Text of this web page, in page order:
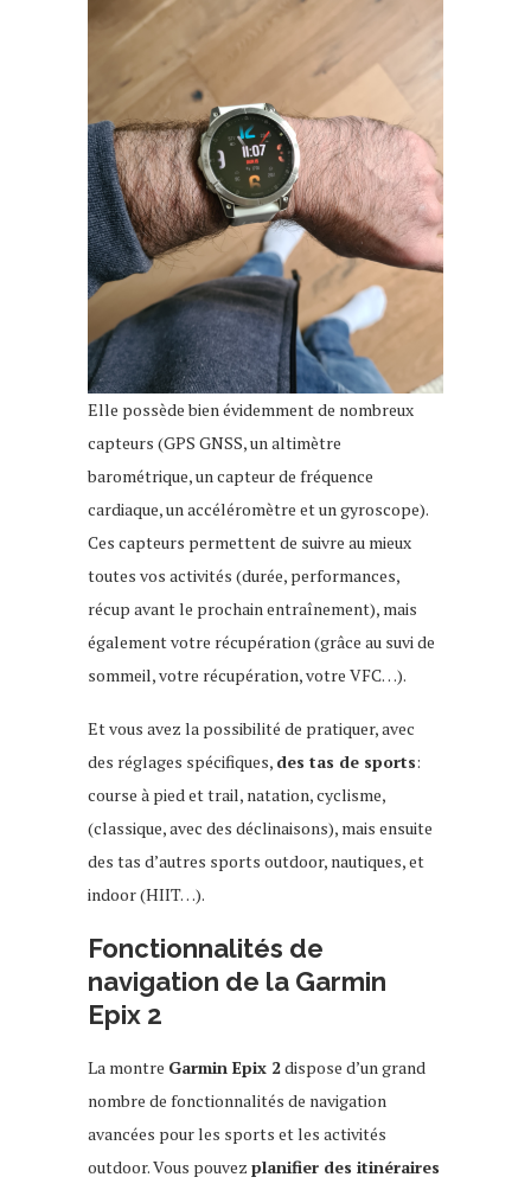
Elle possède bien évidemment de nombreux
capteurs (GPS GNSS, un altimètre
barométrique, un capteur de fréquence
cardiaque, un accéléromètre et un gyroscope).
Ces capteurs permettent de suivre au mieux
toutes vos activités (durée, performances,
récup avant le prochain entraînement), mais
également votre récupération (grâce au suvi de
sommeil, votre récupération, votre VFC…).
Et vous avez la possibilité de pratiquer, avec
des réglages spécifiques, des tas de sports:
course à pied et trail, natation, cyclisme,
(classique, avec des déclinaisons), mais ensuite
des tas d’autres sports outdoor, nautiques, et
indoor (HIIT…).
Fonctionnalités de
navigation de la Garmin
Epix 2
La montre Garmin Epix 2dispose d’un grand
nombre de fonctionnalités de navigation
avancées pour les sports et les activités
outdoor. Vous pouvez planifier des itinéraires